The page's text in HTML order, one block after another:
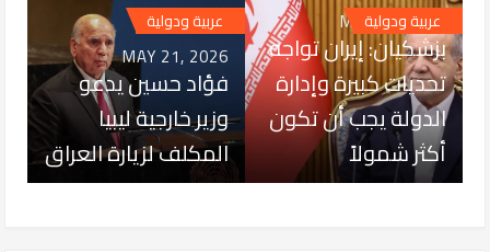
عربية ودولية
MAY 31, 2026
بزشكيان: إيران تواجه
تحديات كبيرة وإدارة
الدولة يجب أن تكون
أكثر شمولاً
عربية ودولية
MAY 21, 2026
فؤاد حسين يدعو
وزير خارجية ليبيا
المكلف لزيارة العراق